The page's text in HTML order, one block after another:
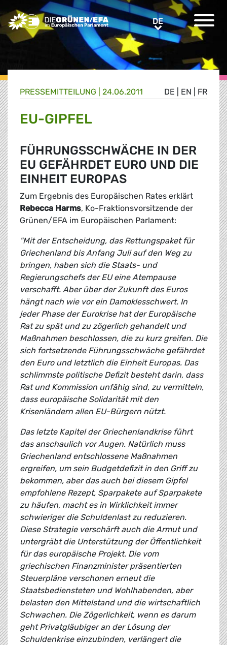
Greens/EFA Home DEDE
DE EN FR
PRESSE­MITTEILUNG 24.06.2011
EU-GIPFEL
FÜHRUNGSSCHWÄCHE IN DER
EU GEFÄHRDET EURO UND DIE
EINHEIT EUROPAS
Zum Ergebnis des Europäischen Rates erklärt
Rebecca Harms, Ko-Fraktionsvorsitzende der
Grünen/EFA im Europäischen Parlament:
"Mit der Entscheidung, das Rettungspaket für
Griechenland bis Anfang Juli auf den Weg zu
bringen, haben sich die Staats- und
Regierungschefs der EU eine Atempause
verschafft. Aber über der Zukunft des Euros
hängt nach wie vor ein Damoklesschwert. In
jeder Phase der Eurokrise hat der Europäische
Rat zu spät und zu zögerlich gehandelt und
Maßnahmen beschlossen, die zu kurz greifen. Die
sich fortsetzende Führungsschwäche gefährdet
den Euro und letztlich die Einheit Europas. Das
schlimmste politische Defizit besteht darin, dass
Rat und Kommission unfähig sind, zu vermitteln,
dass europäische Solidarität mit den
Krisenländern allen EU-Bürgern nützt.
Das letzte Kapitel der Griechenlandkrise führt
das anschaulich vor Augen. Natürlich muss
Griechenland entschlossene Maßnahmen
ergreifen, um sein Budgetdefizit in den Griff zu
bekommen, aber das auch bei diesem Gipfel
empfohlene Rezept, Sparpakete auf Sparpakete
zu häufen, macht es in Wirklichkeit immer
schwieriger die Schuldenlast zu reduzieren.
Diese Strategie verschärft auch die Armut und
untergräbt die Unterstützung der Öffentlichkeit
für das europäische Projekt. Die vom
griechischen Finanzminister präsentierten
Steuerpläne verschonen erneut die
Staatsbediensteten und Wohlhabenden, aber
belasten den Mittelstand und die wirtschaftlich
Schwachen. Die Zögerlichkeit, wenn es darum
geht Privatgläubiger an der Lösung der
Schuldenkrise einzubinden, verlängert die